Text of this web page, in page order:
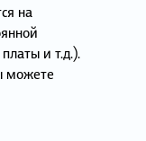
на
и т.д.).
можете